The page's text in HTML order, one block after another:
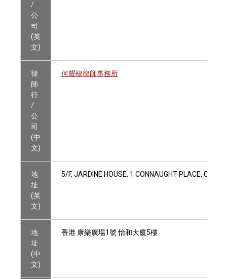
/
公
司
(英
文)
律
師
行
/
公
司
(中
文)
何耀棣律師事務所
地
址
(英
文)
5/F, JARDINE HOUSE, 1 CONNAUGHT PLACE,
地
址
(中
文)
香港 康樂廣場1號 怡和大廈5樓